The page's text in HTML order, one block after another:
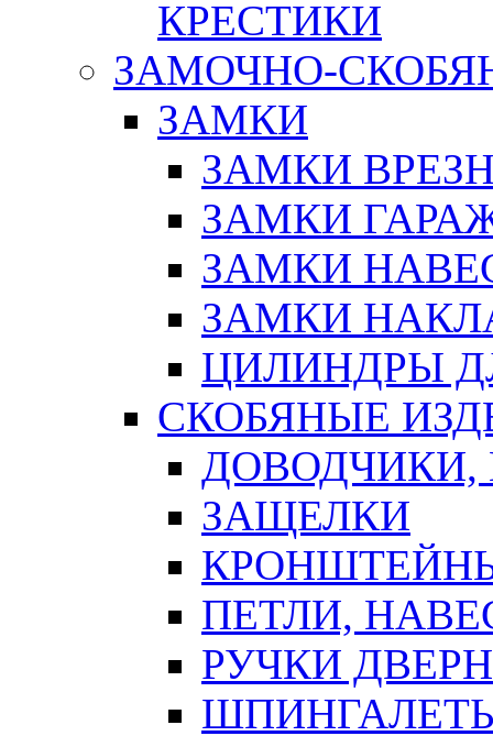
КРЕСТИКИ
ЗАМОЧНО-
ЗАМКИ
ЗАМКИ
ЗАМКИ
ЗАМКИ
ЗАМКИ
ЦИЛИНДРЫ
СКОБЯНЫЕ
ЗАЩЕЛКИ
ПЕТЛИ,
РУЧКИ